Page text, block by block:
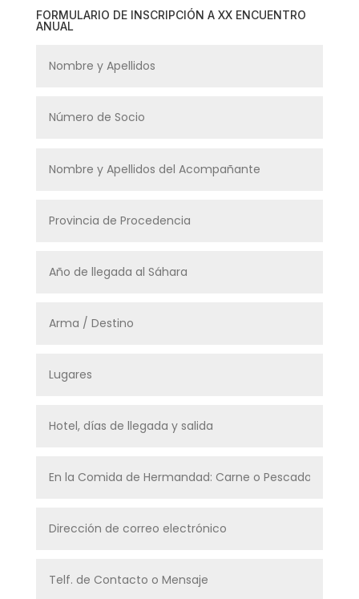
FORMULARIO DE INSCRIPCIÓN A XX ENCUENTRO
ANUAL